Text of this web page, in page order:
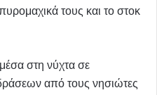
τους και το στοκ
στη νύχτα σε
από τους νησιώτες